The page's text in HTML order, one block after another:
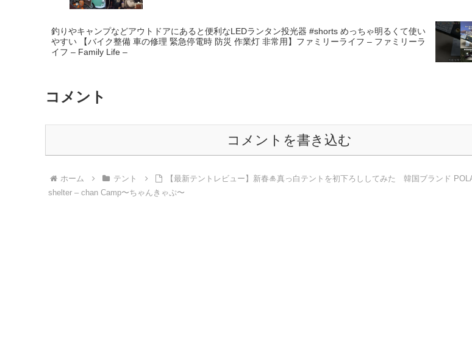
釣りやキャンプなどアウトドアにあると便利なLEDランタン投光器 #shorts めっちゃ明るくて使い
やすい 【バイク整備 車の修理 緊急停電時 防災 作業灯 非常用】ファミリーライフ – ファミリーラ
イフ – Family Life –
コメント
コメントを書き込む
ホーム テント
【最新テントレビュー】新春🎍真っ白テントを初下ろししてみた 韓国ブランド
shelter – chan Camp〜ちゃんきゃぷ〜